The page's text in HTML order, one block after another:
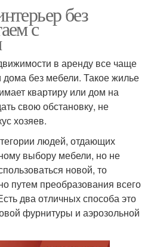
без
с
в аренду все чаще
дома без мебели. Такое жилье
квартиру или дом на
свою обстановку, не
хозяев.
людей, отдающих
выбору мебели, но не
новой, то
путем преобразования всего
два отличных способа это
фурнитуры и аэрозольной